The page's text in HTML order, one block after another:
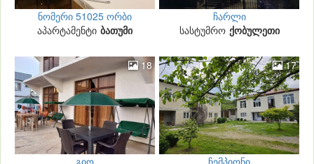
ნომერი 51025 ორბი
რეზიდენსში
აპარტამენტი ბათუმი
ჩარლი
სასტუმრო ქობულეთი
18
გიო
17
ჩემპიონი